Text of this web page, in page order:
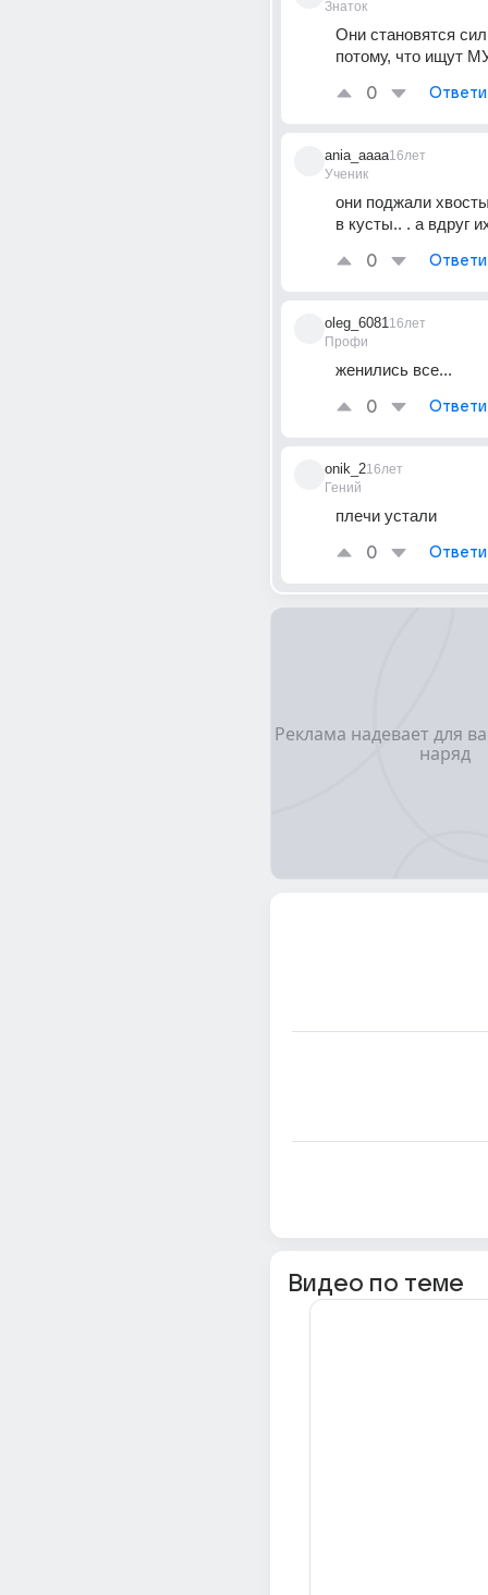
Знаток
Они становятся
потому, что ищут
0
ania_aaaa
Ученик
16лет
они поджали
в кусты.. . а вдруг
0
oleg_6081
Профи
16лет
женились все...
0
onik_2
Гений
16лет
плечи устали
0
Видео по теме